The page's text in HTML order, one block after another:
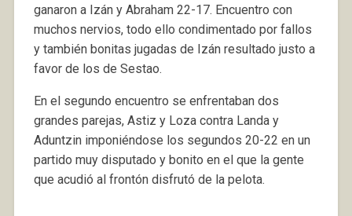
ganaron a Izán y Abraham 22-17. Encuentro con
muchos nervios, todo ello condimentado por fallos
y también bonitas jugadas de Izán resultado justo a
favor de los de Sestao.
En el segundo encuentro se enfrentaban dos
grandes parejas, Astiz y Loza contra Landa y
Aduntzin imponiéndose los segundos 20-22 en un
partido muy disputado y bonito en el que la gente
que acudió al frontón disfrutó de la pelota.